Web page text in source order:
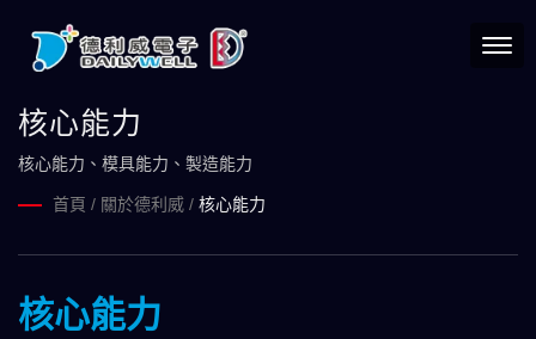
核心能力
核心能力、模具能力、製造能力
首頁 / 關於德利威 / 核心能力
核心能力